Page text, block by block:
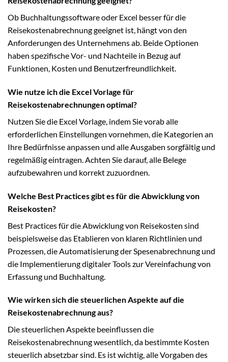
Ob Buchhaltungssoftware oder Excel besser für die
Reisekostenabrechnung geeignet ist, hängt von den
Anforderungen des Unternehmens ab. Beide Optionen
haben spezifische Vor- und Nachteile in Bezug auf
Funktionen, Kosten und Benutzerfreundlichkeit.
Wie nutze ich die Excel Vorlage für
Reisekostenabrechnungen optimal?
Nutzen Sie die Excel Vorlage, indem Sie vorab alle
erforderlichen Einstellungen vornehmen, die Kategorien an
Ihre Bedürfnisse anpassen und alle Ausgaben sorgfältig und
regelmäßig eintragen. Achten Sie darauf, alle Belege
aufzubewahren und korrekt zuzuordnen.
Welche Best Practices gibt es für die Abwicklung von
Reisekosten?
Best Practices für die Abwicklung von Reisekosten sind
beispielsweise das Etablieren von klaren Richtlinien und
Prozessen, die Automatisierung der Spesenabrechnung und
die Implementierung digitaler Tools zur Vereinfachung von
Erfassung und Buchhaltung.
Wie wirken sich die steuerlichen Aspekte auf die
Reisekostenabrechnung aus?
Die steuerlichen Aspekte beeinflussen die
Reisekostenabrechnung wesentlich, da bestimmte Kosten
steuerlich absetzbar sind. Es ist wichtig, alle Vorgaben des